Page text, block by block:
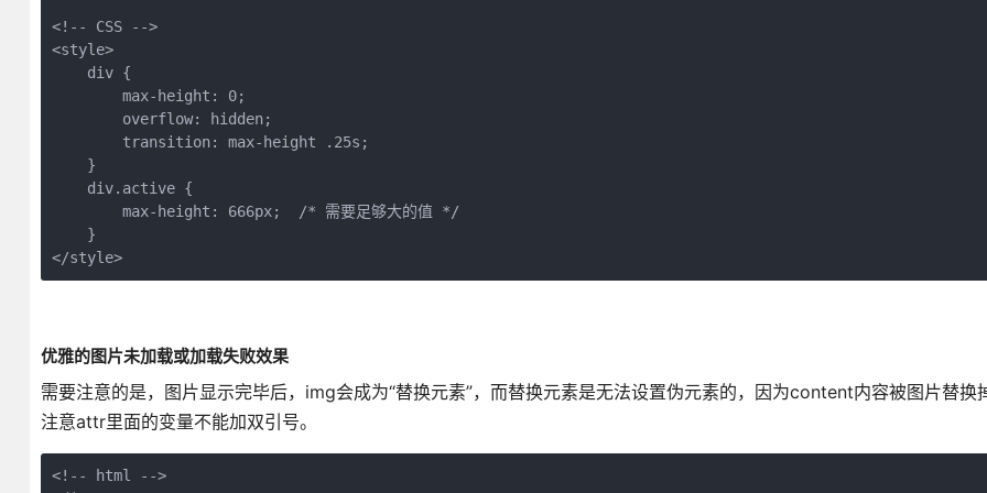
<!-- CSS -->
<style>
    div {
        max-height: 0;
        overflow: hidden;
        transition: max-height .25s;
    }
    div.active {
        max-height: 666px;  /* 需要足够大的值 */
    }
</style>
优雅的图片未加载或加载失败效果
需要注意的是，图片显示完毕后，img会成为“替换元素”，而替换元素是无法设置伪元素的，因为content内容被图片替换
注意attr里面的变量不能加双引号。
<!-- html -->